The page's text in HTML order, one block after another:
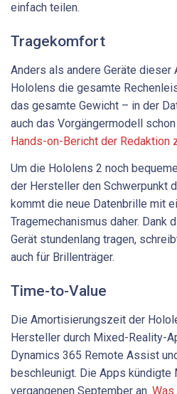
einfach teilen.
Tragekomfort
Anders als andere Geräte dieser
Hololens die gesamte
das gesamte Gewicht – in der
auch das Vorgängermodell
Hands-on-Bericht der Redaktion
Um die Hololens 2 noch
der Hersteller den Schwerpunkt
kommt die neue Datenbrille mit
Tragemechanismus daher. Dank
Gerät stundenlang tragen,
auch für Brillenträger.
Time-to-Value
Die Amortisierungszeit der
Hersteller durch Mixed-Reality-
Dynamics 365 Remote Assist
beschleunigt. Die Apps
vergangenen September an.